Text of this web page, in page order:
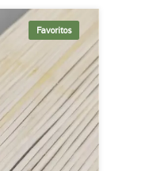
Favoritos